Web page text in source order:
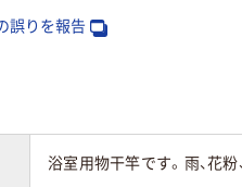
誤りを報告
浴室用物干竿です。雨、花